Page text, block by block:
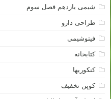
شیمی یازدهم فصل سوم
طراحی دارو
فیتوشیمی
کتابخانه
کنکوریها
کوپن تخفیف